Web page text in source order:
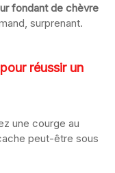
fondant de chèvre
surprenant.
réussir un
une courge au
peut-être sous